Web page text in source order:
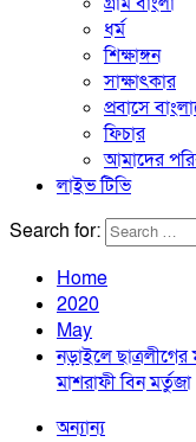
ধর্ম
শিক্ষাঙ্গন
সাক্ষাৎকার
প্রবাসে
ফিচার
আমাদের
লাইভ টিভি
Search for:
Home
2020
May
নড়াইলে
মাশরাফী বিন মর্তুজা
অন্যান্য